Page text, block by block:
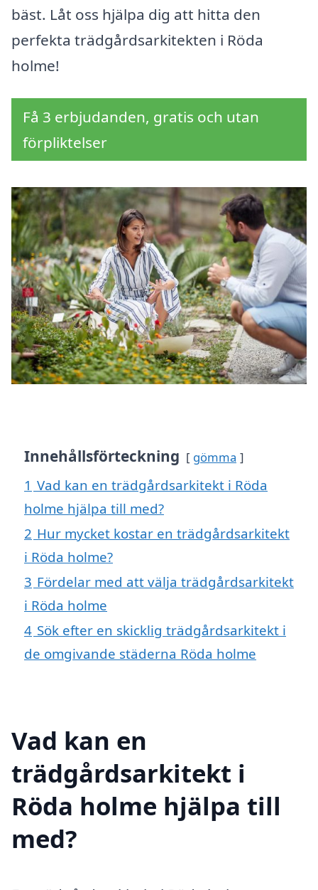
bäst. Låt oss hjälpa dig att hitta den
perfekta trädgårdsarkitekten i Röda
holme!
Få 3 erbjudanden, gratis och utan
förpliktelser
Innehållsförteckning gömma
1 Vad kan en trädgårdsarkitekt i Röda
holme hjälpa till med?
2 Hur mycket kostar en trädgårdsarkitekt
i Röda holme?
3 Fördelar med att välja trädgårdsarkitekt
i Röda holme
4 Sök efter en skicklig trädgårdsarkitekt i
de omgivande städerna Röda holme
Vad kan en
trädgårdsarkitekt i
Röda holme hjälpa till
med?